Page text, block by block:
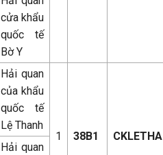
cửa khẩu
quốc tế
Bờ Y
Hải quan
của khẩu
quốc tế
Lệ Thanh
1
38B1
Hải quan